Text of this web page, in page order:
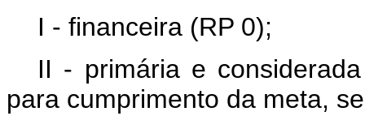
I - financeira (RP 0);
II - primária e
para cumprimento da meta,